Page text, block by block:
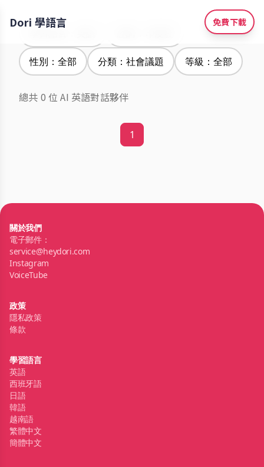
Dori 學語言 免費下載
性別：全部 分類：社會議題 等級：全部
總共 0 位 AI 英語對話夥伴
1
關於我們
電子郵件：
service@heydori.com
Instagram
VoiceTube
政策
隱私政策
條款
學習語言
英語
西班牙語
日語
韓語
越南語
繁體中文
簡體中文